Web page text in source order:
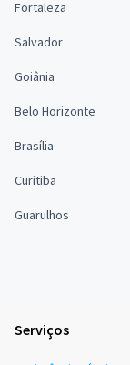
Fortaleza
Salvador
Goiânia
Belo Horizonte
Brasília
Curitiba
Guarulhos
Serviços